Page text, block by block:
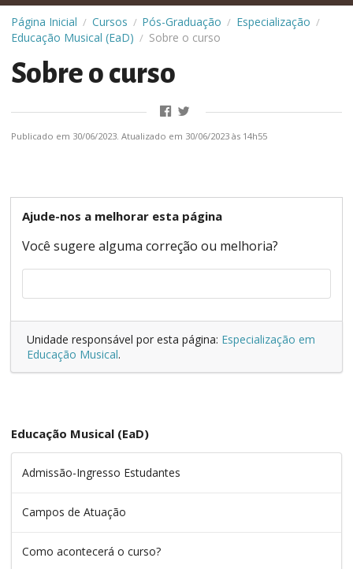
Página Inicial / Cursos / Pós-Graduação / Especialização /
Educação Musical (EaD) / Sobre o curso
Sobre o curso
Publicado em 30/06/2023. Atualizado em 30/06/2023 às 14h55
Ajude-nos a melhorar esta página
Você sugere alguma correção ou melhoria?
Unidade responsável por esta página: Especialização em
Educação Musical.
Educação Musical (EaD)
Admissão-Ingresso Estudantes
Campos de Atuação
Como acontecerá o curso?